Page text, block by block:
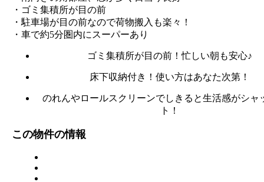
・ゴミ集積所が目の前
・駐車場が目の前なので荷物搬入も楽々！
・車で約5分圏内にスーパーあり
ゴミ集積所が目の前！忙しい朝も安心♪
床下収納付き！使い方はあなた次第！
のれんやロールスクリーンでしきると生活感がシャ
ト！
この物件の情報